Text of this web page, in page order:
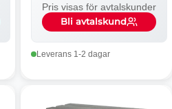
Pris visas för avtalskunder
Bli avtalskund
Leverans 1-2 dagar